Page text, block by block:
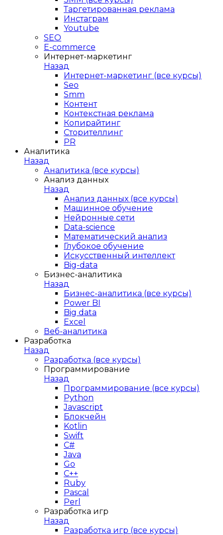
Таргетированная реклама
Инстаграм
Youtube
SEO
E-сommerce
Интернет-маркетинг
Назад
Интернет-маркетинг (все курсы)
Seo
Smm
Контент
Контекстная реклама
Копирайтинг
Сторителлинг
PR
Аналитика
Назад
Аналитика (все курсы)
Анализ данных
Назад
Анализ данных (все курсы)
Машинное обучение
Нейронные сети
Data-science
Математический анализ
Глубокое обучение
Искусственный интеллект
Big-data
Бизнес-аналитика
Назад
Бизнес-аналитика (все курсы)
Power BI
Big data
Excel
Веб-аналитика
Разработка
Назад
Разработка (все курсы)
Программирование
Назад
Программирование (все курсы)
Python
Javascript
Блокчейн
Kotlin
Swift
C#
Java
Go
C++
Ruby
Pascal
Perl
Разработка игр
Назад
Разработка игр (все курсы)